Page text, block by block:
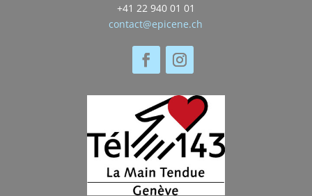
+41 22 940 01 01
contact@epicene.ch